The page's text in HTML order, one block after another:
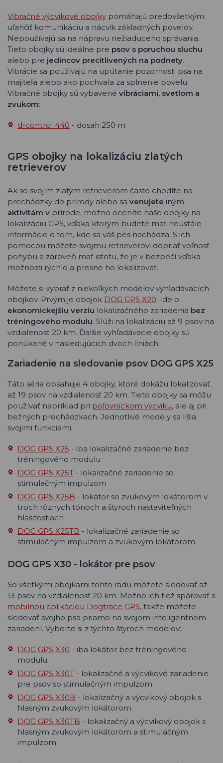
Vibračné výcvikové obojky pomáhajú predovšetkým
uľahčiť komunikáciu a nácvik základných povelov.
Nepoužívajú sa na nápravu nežiaduceho správania.
Tieto obojky sú ideálne pre psov s poruchou sluchu
alebo pre jedincov precitlivených na podnety.
Vibrácie sa používajú na upútanie pozornosti psa na
majiteľa alebo ako pochvala za splnenie povelu.
Vibračné obojky sú vybavené vibráciami, svetlom a
zvukom:
d-control 440 - dosah 250 m
GPS obojky na lokalizáciu zlatých
retrieverov
Ak so svojím zlatým retrieverom často chodíte na
prechádzky do prírody alebo sa venujete iným
aktivitám v prírode, možno oceníte naše obojky na
lokalizáciu GPS, vďaka ktorým budete mať neustále
informácie o tom, kde sa váš pes nachádza. S ich
pomocou môžete svojmu retrieverovi dopriať voľnosť
pohybu a zároveň mať istotu, že je v bezpečí vďaka
možnosti rýchlo a presne ho lokalizovať.
Môžete si vybrať z niekoľkých modelov vyhľadávacích
obojkov. Prvým je obojok DOG GPS X20. Ide o
ekonomickejšiu verziu lokalizačného zariadenia bez
tréningového modulu. Slúži na lokalizáciu až 9 psov na
vzdialenosť 20 km. Ďalšie vyhľadávacie obojky sú
ponúkané v nasledujúcich dvoch líniách.
Zariadenie na sledovanie psov DOG GPS X25
Táto séria obsahuje 4 obojky, ktoré dokážu lokalizovať
až 19 psov na vzdialenosť 20 km. Tieto obojky sa môžu
používať napríklad pri poľovníckom výcviku, ale aj pri
bežných prechádzkach. Jednotlivé modely sa líšia
svojimi funkciami.
DOG GPS X25 - iba lokalizačné zariadenie bez
tréningového modulu
DOG GPS X25T - lokalizačné zariadenie so
stimulačným impulzom
DOG GPS X25B - lokátor so zvukovým lokátorom v
troch rôznych tónoch a štyroch nastaviteľných
hlasitostiach
DOG GPS X25TB - lokalizačné zariadenie so
stimulačným impulzom a zvukovým lokátorom
DOG GPS X30 - lokátor pre psov
So všetkými obojkami tohto radu môžete sledovať až
13 psov na vzdialenosť 20 km. Možno ich tiež spárovať s
mobilnou aplikáciou Dogtrace GPS, takže môžete
sledovať svojho psa priamo na svojom inteligentnom
zariadení. Vyberte si z týchto štyroch modelov:
DOG GPS X30 - iba lokátor bez tréningového
modulu
DOG GPS X30T - lokalizačné a výcvikové zariadenie
pre psov so stimulačným impulzom
DOG GPS X30B - lokalizačný a výcvikový obojok s
hlasným zvukovým lokátorom
DOG GPS X30TB - lokalizačný a výcvikový obojok s
hlasným zvukovým lokátorom a stimulačným
impulzom